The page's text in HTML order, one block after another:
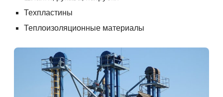
Техпластины
Теплоизоляционные материалы